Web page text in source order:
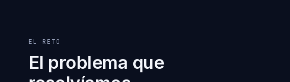
EL RETO
El problema que